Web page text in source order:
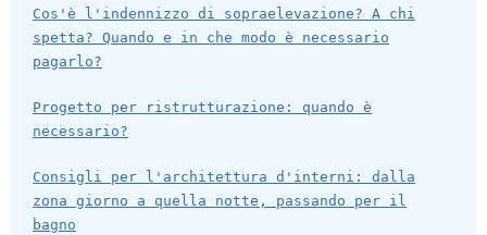
Cos'è l'indennizzo di sopraelevazione? A chi
spetta? Quando e in che modo è necessario
pagarlo?
Progetto per ristrutturazione: quando è
necessario?
Consigli per l'architettura d'interni: dalla
zona giorno a quella notte, passando per il
bagno